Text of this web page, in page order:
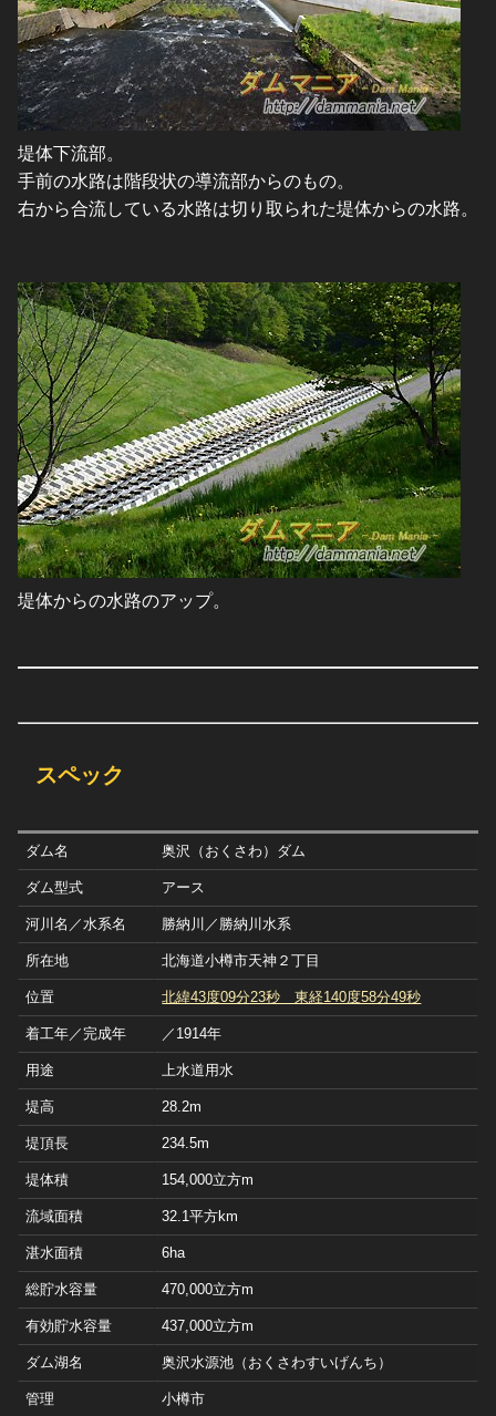
堤体下流部。
手前の水路は階段状の導流部からのもの。
右から合流している水路は切り取られた堤体からの水路。
堤体からの水路のアップ。
スペック
ダム名 奥沢（おくさわ）ダム
ダム型式 アース
河川名／水系名 勝納川／勝納川水系
所在地 北海道小樽市天神２丁目
位置 北緯43度09分23秒 東経140度58分49秒
着工年／完成年 ／1914年
用途 上水道用水
堤高 28.2m
堤頂長 234.5m
堤体積 154,000立方m
流域面積 32.1平方km
湛水面積 6ha
総貯水容量 470,000立方m
有効貯水容量 437,000立方m
ダム湖名 奥沢水源池（おくさわすいげんち）
管理 小樽市